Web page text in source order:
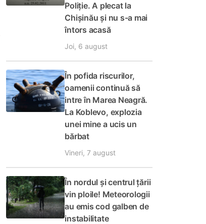
Poliție. A plecat la
Chișinău și nu s-a mai
întors acasă
Joi, 6 august
În pofida riscurilor,
oamenii continuă să
intre în Marea Neagră.
La Koblevo, explozia
unei mine a ucis un
bărbat
Vineri, 7 august
În nordul și centrul țării
vin ploile! Meteorologii
au emis cod galben de
instabilitate